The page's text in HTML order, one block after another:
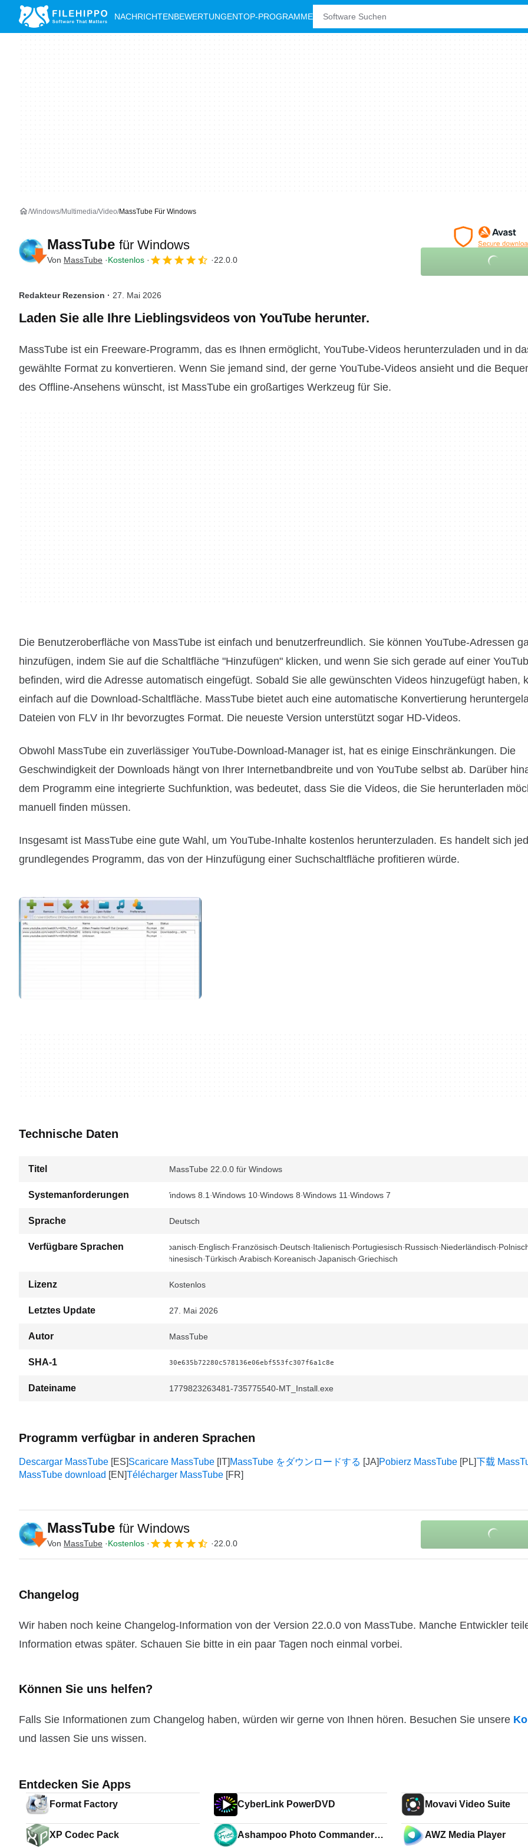
NACHRICHTENBEWERTUNGENTOP-PROGRAMME
Windows Multimedia Video MassTube Für Windows
MassTube für Windows
Von MassTube Kostenlos 22.0.0
Redakteur Rezension · 27. Mai 2026
Laden Sie alle Ihre Lieblingsvideos von YouTube herunter.
MassTube ist ein Freeware-Programm, das es Ihnen ermöglicht, YouTube-Videos herunterzuladen und in
gewählte Format zu konvertieren. Wenn Sie jemand sind, der gerne YouTube-Videos ansieht und die
des Offline-Ansehens wünscht, ist MassTube ein großartiges Werkzeug für Sie.
Die Benutzeroberfläche von MassTube ist einfach und benutzerfreundlich. Sie können YouTube-Adressen
hinzufügen, indem Sie auf die Schaltfläche "Hinzufügen" klicken, und wenn Sie sich gerade auf einer
befinden, wird die Adresse automatisch eingefügt. Sobald Sie alle gewünschten Videos hinzugefügt haben,
einfach auf die Download-Schaltfläche. MassTube bietet auch eine automatische Konvertierung
Dateien von FLV in Ihr bevorzugtes Format. Die neueste Version unterstützt sogar HD-Videos.
Obwohl MassTube ein zuverlässiger YouTube-Download-Manager ist, hat es einige Einschränkungen. Die
Geschwindigkeit der Downloads hängt von Ihrer Internetbandbreite und von YouTube selbst ab. Darüber
dem Programm eine integrierte Suchfunktion, was bedeutet, dass Sie die Videos, die Sie herunterladen
manuell finden müssen.
Insgesamt ist MassTube eine gute Wahl, um YouTube-Inhalte kostenlos herunterzuladen. Es handelt sich
grundlegendes Programm, das von der Hinzufügung einer Suchschaltfläche profitieren würde.
Technische Daten
Titel MassTube 22.0.0 für Windows
Systemanforderungen Windows 8.1 Windows 10 Windows 8 Windows 11 Windows 7
Sprache Deutsch
Verfügbare Sprachen Spanisch Englisch Französisch Deutsch Italienisch Portugiesisch Russisch Niederländisch
Chinesisch Türkisch Arabisch Koreanisch Japanisch Griechisch
Lizenz Kostenlos
Letztes Update 27. Mai 2026
Autor MassTube
SHA-1 30e635b72280c578136e06ebf553fc307f6a1c8e
Dateiname 1779823263481-735775540-MT_Install.exe
Programm verfügbar in anderen Sprachen
Descargar MassTube Scaricare MassTube MassTube をダウンロードする Pobierz MassTube
下载
MassTube download
Télécharger MassTube
MassTube für Windows
Von MassTube Kostenlos 22.0.0
Changelog
Wir haben noch keine Changelog-Information von der Version 22.0.0 von MassTube. Manche Entwickler
Information etwas später. Schauen Sie bitte in ein paar Tagen noch einmal vorbei.
Können Sie uns helfen?
Falls Sie Informationen zum Changelog haben, würden wir gerne von Ihnen hören. Besuchen Sie unsere
und lassen Sie uns wissen.
Entdecken Sie Apps
Format Factory CyberLink PowerDVD Movavi Video Suite
XP Codec Pack
Ashampoo Photo Commander
AWZ Media Player